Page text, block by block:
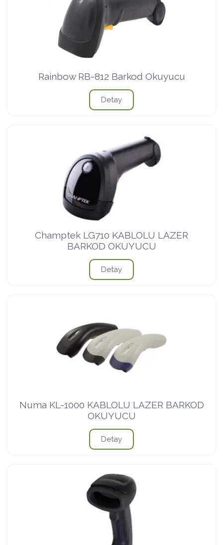
Rainbow RB-812 Barkod Okuyucu
Detay
Champtek LG710 KABLOLU LAZER
BARKOD OKUYUCU
Detay
Numa KL-1000 KABLOLU LAZER BARKOD
OKUYUCU
Detay